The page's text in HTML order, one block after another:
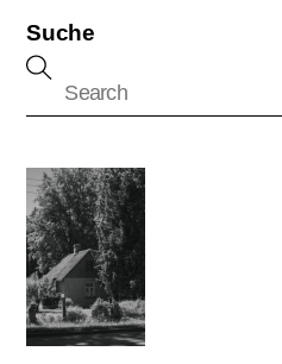
Suche